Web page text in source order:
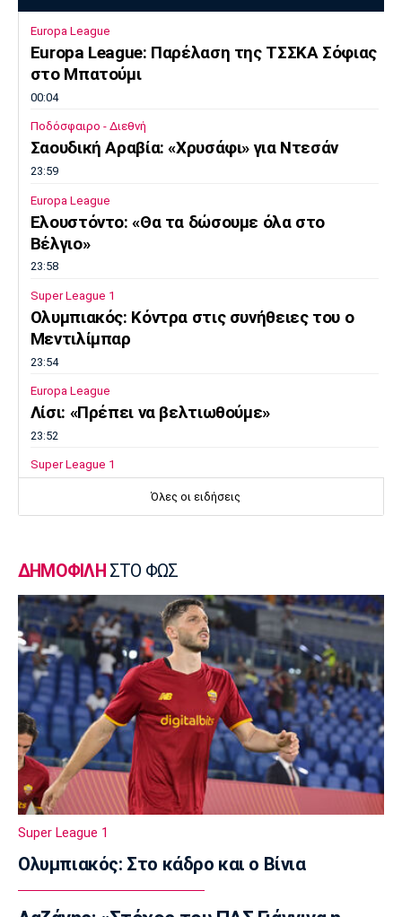
Europa League
Europa League: Παρέλαση της ΤΣΣΚΑ Σόφιας
στο Μπατούμι
00:04
Ποδόσφαιρο - Διεθνή
Σαουδική Αραβία: «Χρυσάφι» για Ντεσάν
23:59
Europa League
Ελουστόντο: «Θα τα δώσουμε όλα στο
Βέλγιο»
23:58
Super League 1
Ολυμπιακός: Κόντρα στις συνήθειες του ο
Μεντιλίμπαρ
23:54
Europa League
Λίσι: «Πρέπει να βελτιωθούμε»
23:52
Super League 1
Επιστρέφει αύριο στη Θεσσαλονίκη ο
Επίσημα στον Άρη ο Άνταμ Μοκόκα
23:35
Europa League
Μπρούνο: «Δουλέψαμε καλά στην άμυνα»
23:32
Ποδόσφαιρο - Διεθνή
Κακή εβδομάδα για τη βαθμολογία της UEFA
23:23
Γ Εθνική
Αστέρας Βάρης: Νέες προσθήκες στο
ρόστερ
Conference League
Όλες οι ειδήσεις
ΔΗΜΟΦΙΛΗ ΣΤΟ ΦΩΣ
Super League 1
Ολυμπιακός: Στο κάδρο και ο Βίνια